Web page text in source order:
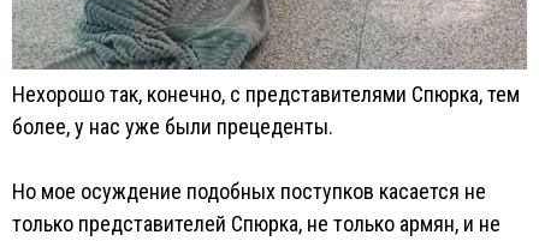
Нехорошо так, конечно, с представителями Спюрка, тем
более, у нас уже были прецеденты.
Но мое осуждение подобных поступков касается не
только представителей Спюрка, не только армян, и не